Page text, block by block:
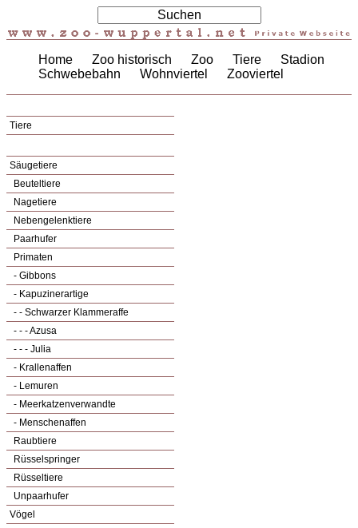
Home Zoo historisch Zoo Tiere
Stadion
Schwebebahn
Wohnviertel Zooviertel
Tiere
Säugetiere
Beuteltiere
Nagetiere
Nebengelenktiere
Paarhufer
Primaten
- Gibbons
- Kapuzinerartige
- - Schwarzer Klammeraffe
- - - Azusa
- - - Julia
- Krallenaffen
- Lemuren
- Meerkatzenverwandte
- Menschenaffen
Raubtiere
Rüsselspringer
Rüsseltiere
Unpaarhufer
Vögel